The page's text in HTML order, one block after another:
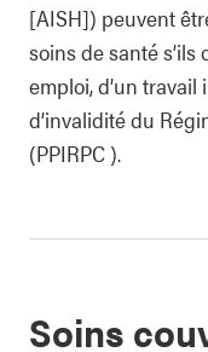
[AISH]) peuvent
soins de santé
emploi, d’un
d’invalidité du
(PPIRPC ).
Soins